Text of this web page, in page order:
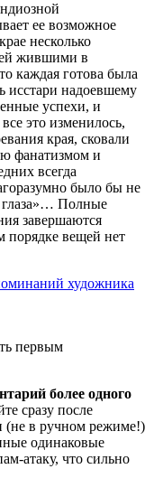
ее возможное
несколько
жившими в
каждая готова была
исстари надоевшему
успехи, и
это изменилось,
края, сковали
фанатизмом и
всегда
было бы не
глаза»… Полные
завершаются
порядке вещей нет
художника
первым
более одного
сразу после
(не в ручном режиме!)
одинаковые
атаку, что сильно